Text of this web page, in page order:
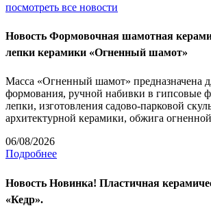
посмотреть все новости
Новость Формовочная шамотная
лепки керамики «Огненный шамот»
Масса «Огненный шамот» предназначена
формования, ручной набивки в гипсовые
лепки, изготовления садово-парковой
архитектурной керамики, обжига
06/08/2026
Подробнее
Новость Новинка! Пластичная
«Кедр».